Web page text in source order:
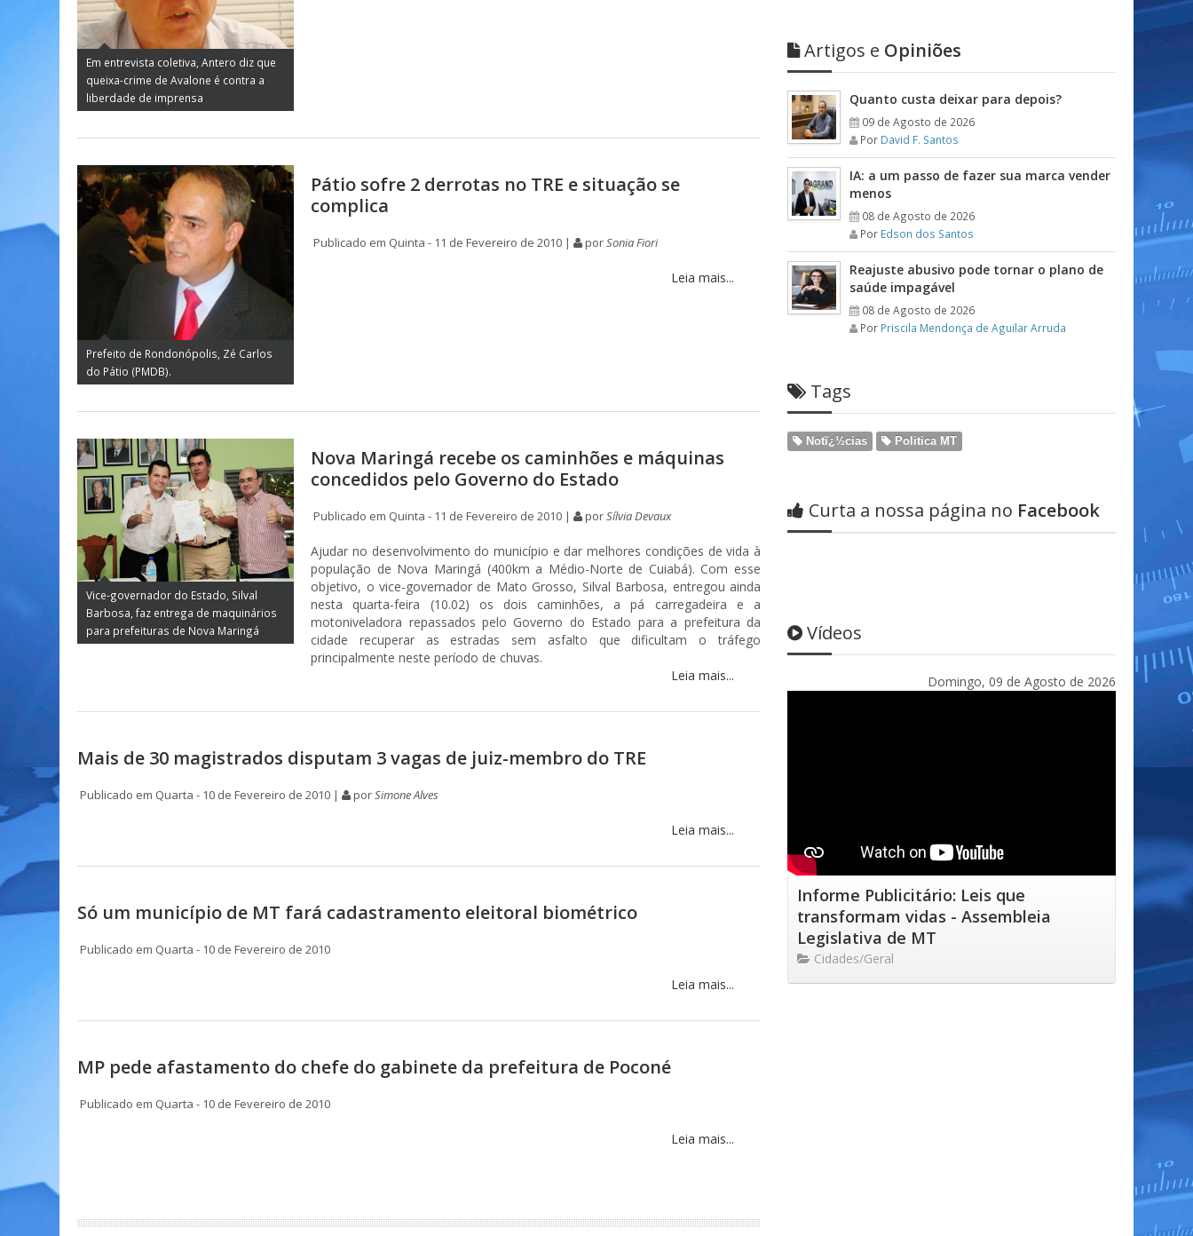
Em entrevista coletiva, Antero diz que
queixa-crime de Avalone é contra a
liberdade de imprensa
Prefeito de Rondonópolis, Zé Carlos
do Pátio (PMDB).
Pátio sofre 2 derrotas no TRE e situação se
complica
Publicado em Quinta - 11 de Fevereiro de 2010 | porSonia Fiori
Leia mais...
Vice-governador do Estado, Silval
Barbosa, faz entrega de maquinários
para prefeituras de Nova Maringá
Nova Maringá recebe os caminhões e máquinas
concedidos pelo Governo do Estado
Publicado em Quinta - 11 de Fevereiro de 2010 | porSílvia Devaux
Ajudar no desenvolvimento do município e dar melhores condições de vida à
população de Nova Maringá (400km a Médio-Norte de Cuiabá). Com esse
objetivo, o vice-governador de Mato Grosso, Silval Barbosa, entregou ainda
nesta quarta-feira (10.02) os dois caminhões, a pá carregadeira e a
motoniveladora repassados pelo Governo do Estado para a prefeitura da
cidade recuperar as estradas sem asfalto que dificultam o tráfego
principalmente neste período de chuvas.
Leia mais...
Mais de 30 magistrados disputam 3 vagas de juiz-membro do TRE
Publicado em Quarta - 10 de Fevereiro de 2010 | porSimone Alves
Leia mais...
Só um município de MT fará cadastramento eleitoral biométrico
Publicado em Quarta - 10 de Fevereiro de 2010
Leia mais...
MP pede afastamento do chefe do gabinete da prefeitura de Poconé
Publicado em Quarta - 10 de Fevereiro de 2010
Leia mais...
Artigos e Opiniões
Quanto custa deixar para depois?
09 de Agosto de 2026
Por David F. Santos
IA: a um passo de fazer sua marca vender
menos
08 de Agosto de 2026
Por Edson dos Santos
Reajuste abusivo pode tornar o plano de
saúde impagável
08 de Agosto de 2026
Por Priscila Mendonça de Aguilar Arruda
Tags
Notï¿½cias Politica MT
Curta a nossa página no Facebook
Vídeos
Domingo, 09 de Agosto de 2026
Informe Publicitário: Leis que
transformam vidas - Assembleia
Legislativa de MT
Cidades/Geral